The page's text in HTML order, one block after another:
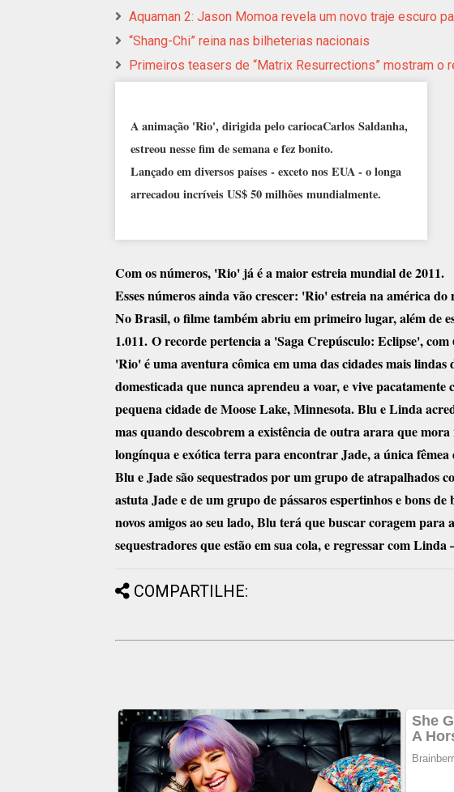
Aquaman 2: Jason Momoa revela um novo traje escuro
“Shang-Chi” reina nas bilheterias nacionais
Primeiros teasers de “Matrix Resurrections” mostram o
A animação 'Rio', dirigida pelo cariocaCarlos Saldanha,
estreou nesse fim de semana e fez bonito.
Lançado em diversos países - exceto nos EUA - o longa
arrecadou incríveis US$ 50 milhões mundialmente.
Com os números, 'Rio' já é a maior estreia mundial de 2011.
Esses números ainda vão crescer: 'Rio' estreia na américa
No Brasil, o filme também abriu em primeiro lugar, além de
1.011. O recorde pertencia a 'Saga Crepúsculo: Eclipse', com
'Rio' é uma aventura cômica em uma das cidades mais
domesticada que nunca aprendeu a voar, e vive
pequena cidade de Moose Lake, Minnesota. Blu e Linda
mas quando descobrem a existência de outra arara que
longínqua e exótica terra para encontrar Jade, a única fêmea
Blu e Jade são sequestrados por um grupo de atrapalhados
astuta Jade e de um grupo de pássaros espertinhos e bons
novos amigos ao seu lado, Blu terá que buscar coragem para
sequestradores que estão em sua cola, e regressar com
COMPARTILHE: